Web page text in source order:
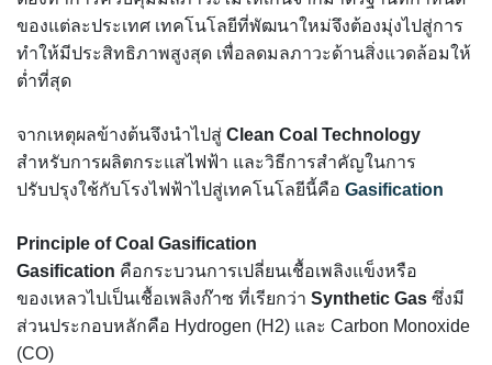
ของแต่ละประเทศ เทคโนโลยีที่พัฒนาใหม่จึงต้องมุ่งไปสู่การ
ทำให้มีประสิทธิภาพสูงสุด เพื่อลดมลภาวะด้านสิ่งแวดล้อมให้
ต่ำที่สุด
จากเหตุผลข้างต้นจึงนำไปสู่ Clean Coal Technology
สำหรับการผลิตกระแสไฟฟ้า และวิธีการสำคัญในการ
ปรับปรุงใช้กับโรงไฟฟ้าไปสู่เทคโนโลยีนี้คือ Gasification
Principle of Coal Gasification
Gasification คือกระบวนการเปลี่ยนเชื้อเพลิงแข็งหรือ
ของเหลวไปเป็นเชื้อเพลิงก๊าซ ที่เรียกว่า Synthetic Gas ซึ่งมี
ส่วนประกอบหลักคือ Hydrogen (H2) และ Carbon Monoxide
(CO)